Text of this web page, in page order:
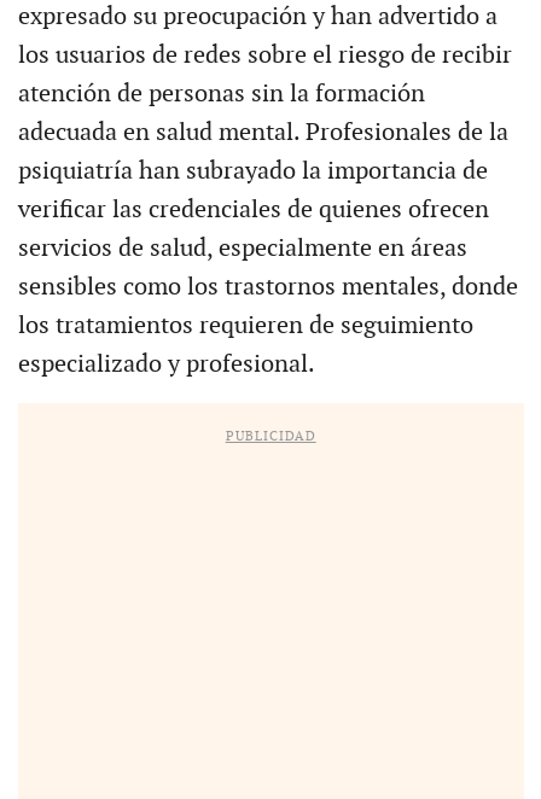
expresado su preocupación y han advertido a
los usuarios de redes sobre el riesgo de recibir
atención de personas sin la formación
adecuada en salud mental. Profesionales de la
psiquiatría han subrayado la importancia de
verificar las credenciales de quienes ofrecen
servicios de salud, especialmente en áreas
sensibles como los trastornos mentales, donde
los tratamientos requieren de seguimiento
especializado y profesional.
PUBLICIDAD